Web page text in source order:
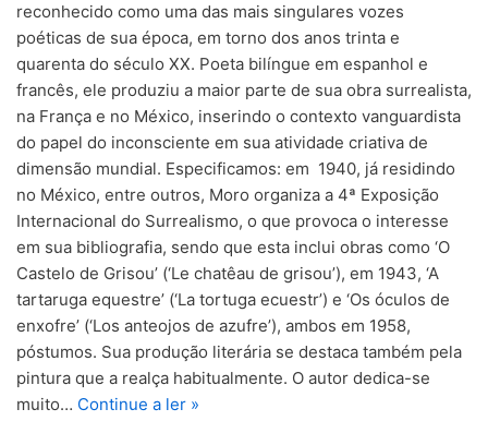
reconhecido como uma das mais singulares vozes
poéticas de sua época, em torno dos anos trinta e
quarenta do século XX. Poeta bilíngue em espanhol e
francês, ele produziu a maior parte de sua obra surrealista,
na França e no México, inserindo o contexto vanguardista
do papel do inconsciente em sua atividade criativa de
dimensão mundial. Especificamos: em 1940, já residindo
no México, entre outros, Moro organiza a 4ª Exposição
Internacional do Surrealismo, o que provoca o interesse
em sua bibliografia, sendo que esta inclui obras como ‘O
Castelo de Grisou’ (‘Le chatêau de grisou’), em 1943, ‘A
tartaruga equestre’ (‘La tortuga ecuestr’) e ‘Os óculos de
enxofre’ (‘Los anteojos de azufre’), ambos em 1958,
póstumos. Sua produção literária se destaca também pela
pintura que a realça habitualmente. O autor dedica-se
muito… Continue a ler »